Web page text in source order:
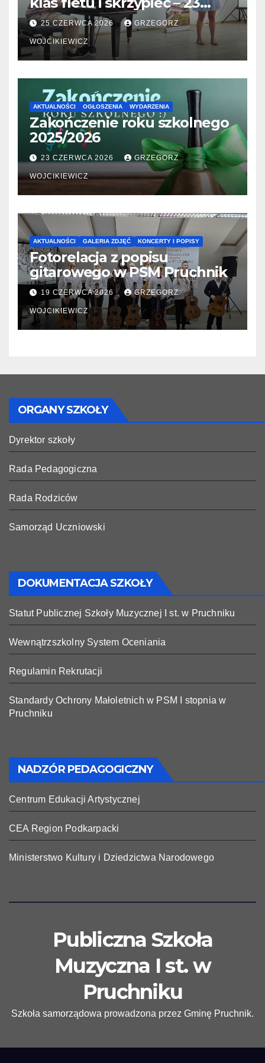
06.2026
25 CZERWCA 2026 GRZEGORZ
WOJCIKIEWICZ
AKTUALNOŚCI OGŁOSZENIA WYDARZENIA
Zakończenie roku szkolnego
2025/2026
23 CZERWCA 2026 GRZEGORZ
WOJCIKIEWICZ
AKTUALNOŚCI GALERIA ZDJĘĆ KONCERTY I POPISY
Fotorelacja z popisu
gitarowego w PSM Pruchnik
19 CZERWCA 2026 GRZEGORZ
WOJCIKIEWICZ
ORGANY SZKOŁY
Dyrektor szkoły
Rada Pedagogiczna
Rada Rodziców
Samorząd Uczniowski
DOKUMENTACJA SZKOŁY
Statut Publicznej Szkoły Muzycznej I st. w Pruchniku
Wewnątrzszkolny System Oceniania
Regulamin Rekrutacji
Standardy Ochrony Małoletnich w PSM I stopnia w
Pruchniku
NADZÓR PEDAGOGICZNY
Centrum Edukacji Artystycznej
CEA Region Podkarpacki
Ministerstwo Kultury i Dziedzictwa Narodowego
Publiczna Szkoła
Muzyczna I st. w
Pruchniku
Szkoła samorządowa prowadzona przez Gminę Pruchnik.